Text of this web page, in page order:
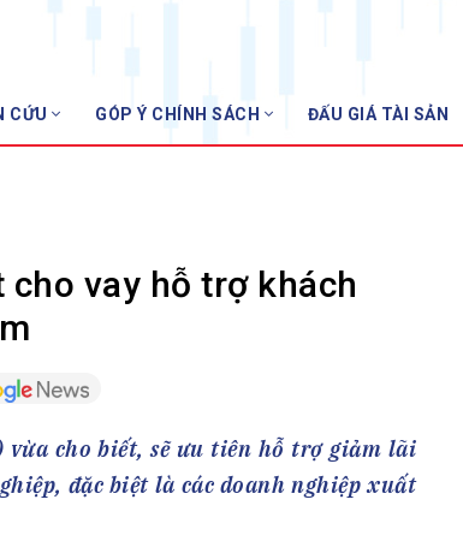
CỨU GÓP Ý CHÍNH SÁCH ĐẤU GIÁ TÀI SẢN
vay hỗ trợ khách
vừa cho biết, sẽ ưu tiên hỗ trợ giảm lãi
đặc biệt là các doanh nghiệp xuất